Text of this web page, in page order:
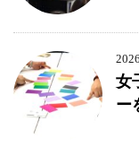
女
ー